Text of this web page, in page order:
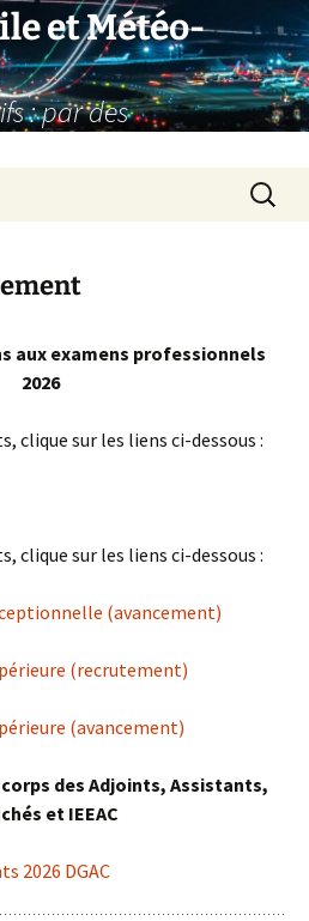
et Météo-
: par des
aux examens professionnels
2026
clique sur les liens ci-dessous :
clique sur les liens ci-dessous :
(avancement)
(recrutement)
(avancement)
des Adjoints, Assistants,
et IEEAC
2026 DGAC